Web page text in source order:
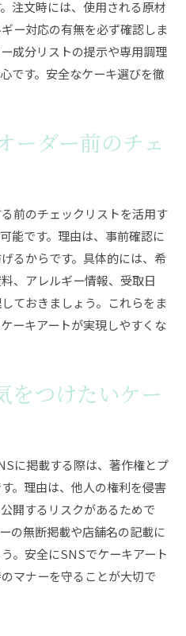
注文時には、使用される原材
ー対応の有無を必ず確認しま
成分リストの提示や専用調理
です。安全なケーキ選びを徹
ーダー前のチェ
前のチェックリストを活用す
能です。理由は、事前確認に
るからです。具体的には、希
、アレルギー情報、受取日
ておきましょう。これらをま
ーキアートが実現しやすくな
つけたいケー
に掲載する際は、著作権とプ
。理由は、他人の権利を侵害
開するリスクがあるためで
の無断掲載や店舗名の記載に
。安全にSNSでケーキアート
マナーを守ることが大切で